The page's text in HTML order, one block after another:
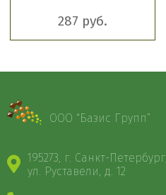
287 руб.
ООО “Базис Групп”
195273, г. Санкт-Петербург,
ул. Руставели, д. 12